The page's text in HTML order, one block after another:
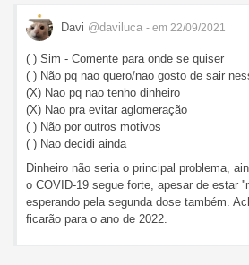
Davi @daviluca - em 22/09/2021
( ) Sim - Comente para onde se quiser
( ) Não pq nao quero/nao gosto de sair
(X) Nao pq nao tenho dinheiro
(X) Nao pra evitar aglomeração
( ) Não por outros motivos
( ) Nao decidi ainda
Dinheiro não seria o principal problema,
o COVID-19 segue forte, apesar de estar
esperando pela segunda dose também.
ficarão para o ano de 2022.